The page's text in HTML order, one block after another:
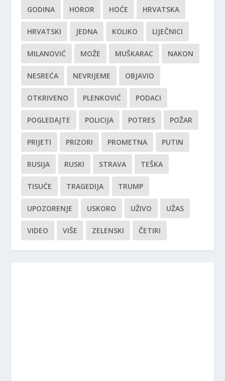
GODINA HOROR HOĆE HRVATSKA
HRVATSKI JEDNA KOLIKO LIJEČNICI
MILANOVIĆ MOŽE MUŠKARAC NAKON
NESREĆA NEVRIJEME OBJAVIO
OTKRIVENO PLENKOVIĆ PODACI
POGLEDAJTE POLICIJA POTRES POŽAR
PRIJETI PRIZORI PROMETNA PUTIN
RUSIJA RUSKI STRAVA TEŠKA
TISUĆE TRAGEDIJA TRUMP
UPOZORENJE USKORO UŽIVO UŽAS
VIDEO VIŠE ZELENSKI ČETIRI